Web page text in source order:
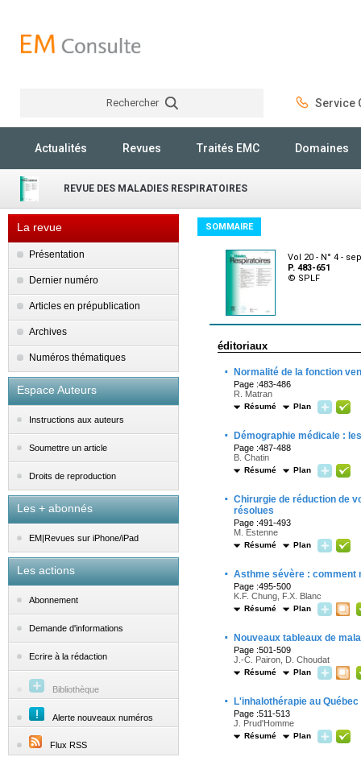
Rechercher Service
Actualités Revues Traités EMC Domaines
REVUE DES MALADIES RESPIRATOIRES
La revue
Présentation
Dernier numéro
Articles en prépublication
Archives
Numéros thématiques
Espace Auteurs
Instructions aux auteurs
Soumettre un article
Droits de reproduction
Les + abonnés
EM|Revues sur iPhone/iPad
Les actions
Abonnement
Demande d'informations
Ecrire à la rédaction
Bibliothèque
Alerte nouveaux numéros
Flux RSS
SOMMAIRE
Vol 20 - N° 4 -
P. 483-651
© SPLF
éditoriaux
· Normalité de la fonction
Page :483-486
R. Matran
Résumé Plan
· Démographie médicale :
Page :487-488
B. Chatin
Résumé Plan
· Chirurgie de réduction de
résolues
Page :491-493
M. Estenne
Résumé Plan
· Asthme sévère : comment
Page :495-500
K.F. Chung, F.X. Blanc
Résumé Plan
· Nouveaux tableaux de
Page :501-509
J.-C. Pairon, D. Choudat
Résumé Plan
· L'inhalothérapie au Québec
Page :511-513
J. Prud'Homme
Résumé Plan